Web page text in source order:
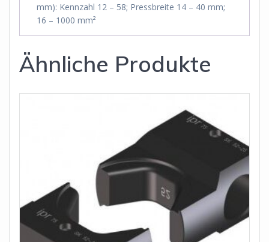
mm): Kennzahl 12 – 58; Pressbreite 14 – 40 mm;
16 – 1000 mm²
Ähnliche Produkte